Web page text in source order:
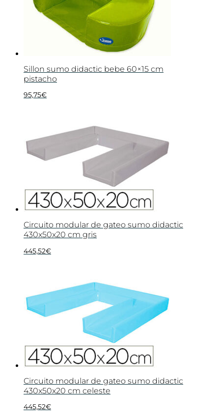
Sillon sumo didactic bebe 60×15 cm
pistacho
95,75€
Circuito modular de gateo sumo didactic
430x50x20 cm gris
445,52€
Circuito modular de gateo sumo didactic
430x50x20 cm celeste
445,52€